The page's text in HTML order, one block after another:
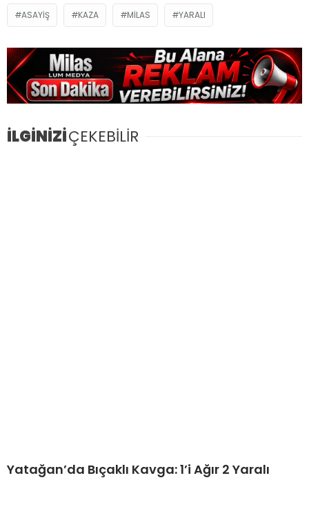
ASAYIŞ KAZA MILAS YARALI
İLGİNİZİÇEKEBİLİR
Yatağan’da Bıçaklı Kavga: 1’i Ağır 2 Yaralı